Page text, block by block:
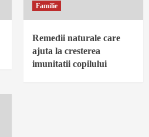
Familie
Remedii naturale care
ajuta la cresterea
imunitatii copilului